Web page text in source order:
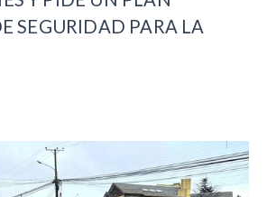
SEGURIDAD PARA LA